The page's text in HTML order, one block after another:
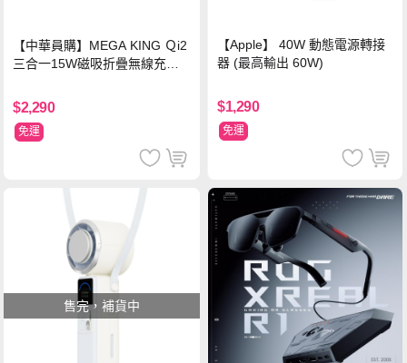
【中華員購】MEGA KING Ｑi2
三合一15W磁吸折疊無線充電
$2,290
免運
【Apple】 40W 動態電源轉接
器 (最高輸出 60W)
$1,290
免運
售完，補貨中